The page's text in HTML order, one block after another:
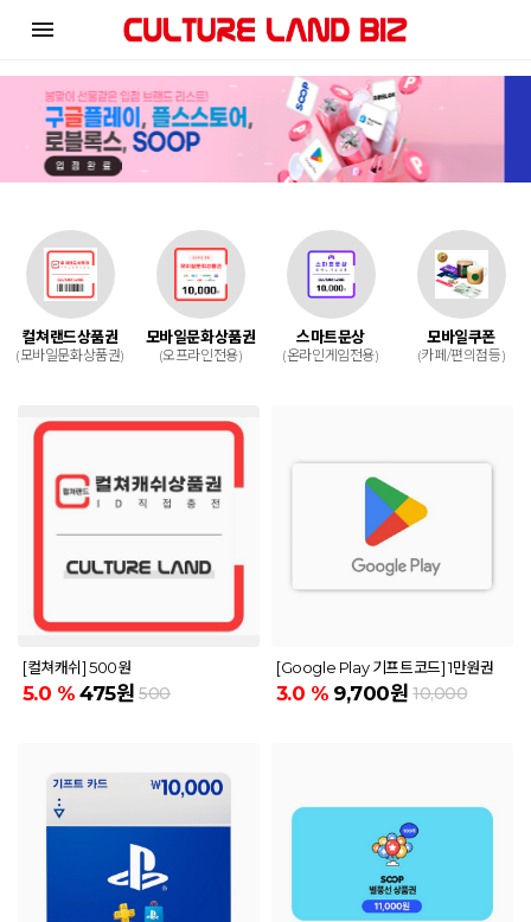
menu
컬쳐랜드상품권
(모바일문화상품권)
모바일문화상품권
(오프라인전용)
스마트문상
(온라인게임전용)
모바일쿠폰
(카페/편의점등)
[컬쳐캐쉬] 500원
5.0 % 475원 500
[Google Play 기프트코드] 1만원권
3.0 % 9,700원 10,000